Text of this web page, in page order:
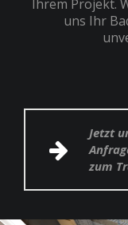
Ihrem Projekt.
uns Ihr
Jetzt
zum